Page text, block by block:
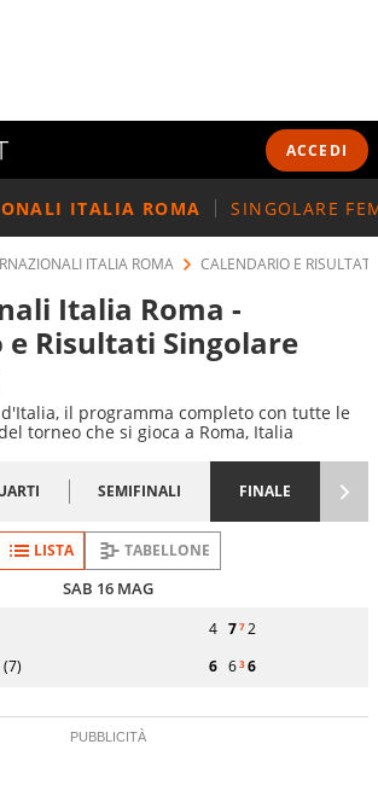
ACCEDI
ITALIA ROMA SINGOLARE
ITALIA ROMA CALENDARIO E
Italia Roma -
e Risultati Singolare
il programma completo con tutte le
torneo che si gioca a Roma, Italia
SEMIFINALI FINALE
LISTA TABELLONE
SAB 16 MAG
4 772
(7) 6 636